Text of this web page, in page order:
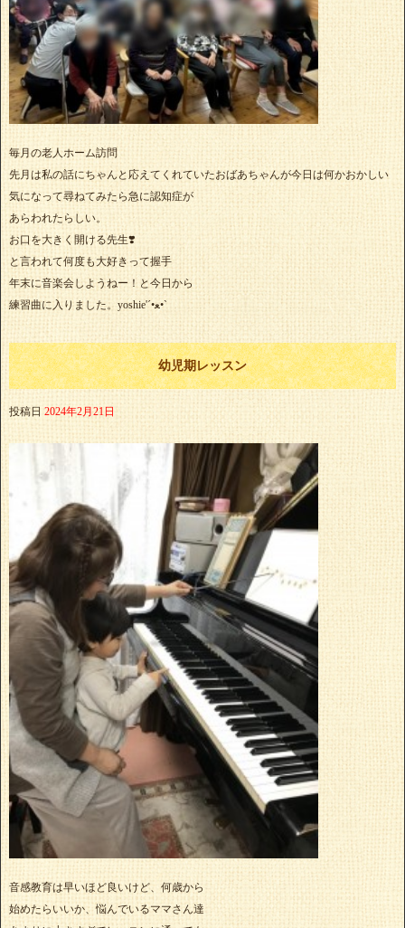
毎月の老人ホーム訪問
先月は私の話にちゃんと応えてくれていたおばあちゃんが今日は何かおかしい
気になって尋ねてみたら急に認知症が
あらわれたらしい。
お口を大きく開ける先生❣️
と言われて何度も大好きって握手
年末に音楽会しようねー！と今日から
練習曲に入りました。yoshie'‎´•ﻌ•`
幼児期レッスン
投稿日 2024年2月21日
音感教育は早いほど良いけど、何歳から
始めたらいいか、悩んでいるママさん達